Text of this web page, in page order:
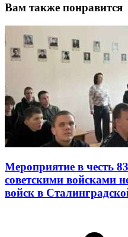
Вам также понравится
Мероприятие в честь
советскими войсками
войск в